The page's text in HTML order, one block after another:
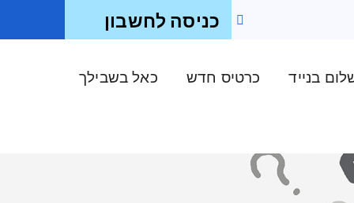
בנייד כרטיס חדש כאל בשבילך
כניסה לחשבון